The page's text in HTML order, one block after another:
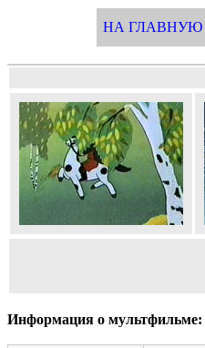
НА ГЛАВНУЮ
Информация о мультфильме: